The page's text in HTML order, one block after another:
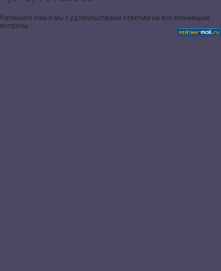
Напишите нам и мы с удовольствием ответим на все возникшие
вопросы